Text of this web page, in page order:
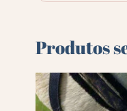
Produtos